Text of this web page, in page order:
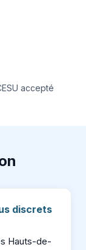
accepté
discrets
Hauts-de-